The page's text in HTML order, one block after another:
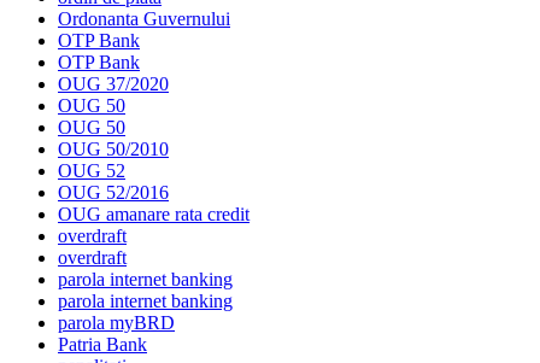
Ordonanta Guvernului
OTP Bank
OTP Bank
OUG 37/2020
OUG 50
OUG 50
OUG 50/2010
OUG 52
OUG 52/2016
OUG amanare rata credit
overdraft
overdraft
parola internet banking
parola internet banking
parola myBRD
Patria Bank